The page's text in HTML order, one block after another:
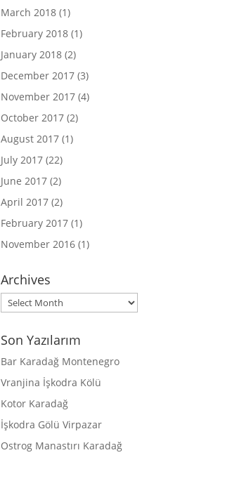
March 2018 (1)
February 2018 (1)
January 2018 (2)
December 2017 (3)
November 2017 (4)
October 2017 (2)
August 2017 (1)
July 2017 (22)
June 2017 (2)
April 2017 (2)
February 2017 (1)
November 2016 (1)
Archives
Archives
Son Yazılarım
Bar Karadağ Montenegro
Vranjina İşkodra Kölü
Kotor Karadağ
İşkodra Gölü Virpazar
Ostrog Manastırı Karadağ